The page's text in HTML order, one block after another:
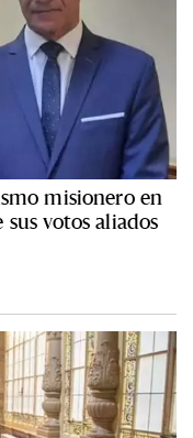
misionero en
votos aliados